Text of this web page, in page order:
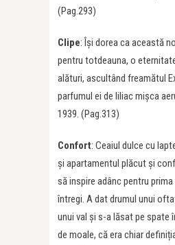
(Pag.293)
Clipe: Își dorea ca această
pentru totdeauna, o
alături, ascultând freamătul
parfumul ei de liliac mișca
1939. (Pag.313)
Confort: Ceaiul dulce cu
și apartamentul plăcut și
să inspire adânc pentru
întregi. A dat drumul unui
unui val și s-a lăsat pe
de moale, că era chiar